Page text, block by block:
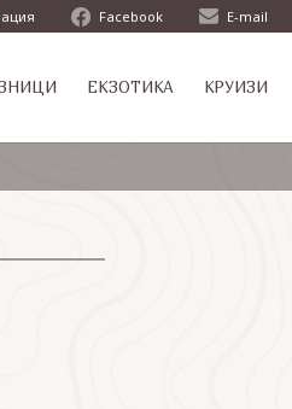
Facebook E-mail
ЕКЗОТИКА КРУИЗИ